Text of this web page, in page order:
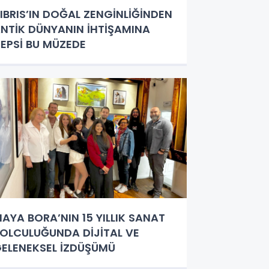
DOĞAL ZENGİNLİĞİNDEN
DÜNYANIN İHTİŞAMINA
BU MÜZEDE
BORA’NIN 15 YILLIK SANAT
DİJİTAL VE
İZDÜŞÜMÜ